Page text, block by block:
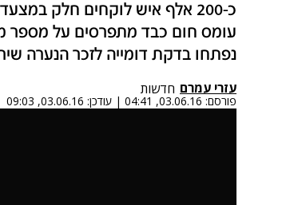
עומס חום כבד מתפרסים על מספר
נפתחו בדקת דומייה לזכר הנערה
עזרי עמרם חדשות
פורסם: 03.06.16, 04:41
| עודכן: 03.06.16, 09:03